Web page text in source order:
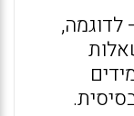
הצע 3 שאלות